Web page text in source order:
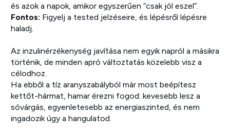
és azok a napok, amikor egyszerűen “csak jól eszel”.
Fontos: Figyelj a tested jelzéseire, és lépésről lépésre
haladj.
Az inzulinérzékenység javítása nem egyik napról a másikra
történik, de minden apró változtatás közelebb visz a
célodhoz.
Ha ebből a tíz aranyszabályból már most beépítesz
kettőt-hármat, hamar érezni fogod: kevesebb lesz a
sóvárgás, egyenletesebb az energiaszinted, és nem
ingadozik úgy a hangulatod.